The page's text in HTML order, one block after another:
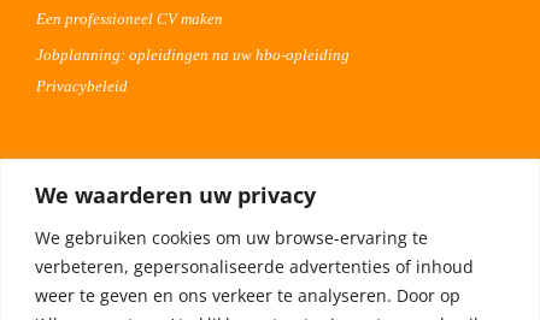
We waarderen uw privacy
We gebruiken cookies om uw browse-ervaring te
verbeteren, gepersonaliseerde advertenties of inhoud
weer te geven en ons verkeer te analyseren. Door op
Een professioneel CV maken
Jobplanning: opleidingen na uw hbo-opleiding
Privacybeleid
Plaats uw vacature 30 dagen gratis
Adverteren op Meta